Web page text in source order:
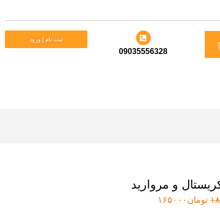
09035556328
ثبت نام | ورود
و مروارید
قیمت
تومان ۱۶۵۰۰۰